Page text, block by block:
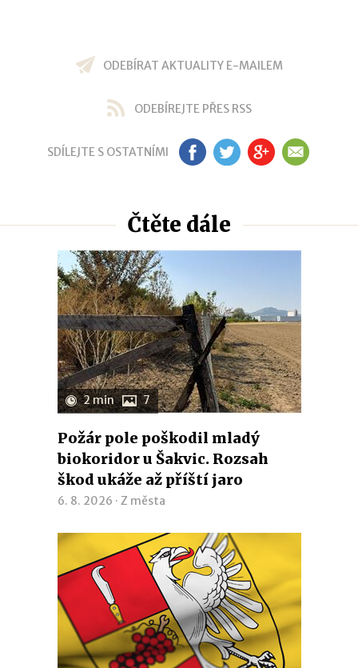
ODEBÍRAT AKTUALITY E-MAILEM
ODEBÍREJTE PŘES RSS
SDÍLEJTE S OSTATNÍMI FB TW GP EM
Čtěte dále
2 min 7
Požár pole poškodil mladý
biokoridor u Šakvic. Rozsah
škod ukáže až příští jaro
6. 8. 2026 · Z města